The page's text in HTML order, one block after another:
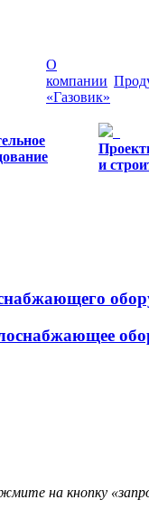
О
компании
«Газовик»
и
на кнопку